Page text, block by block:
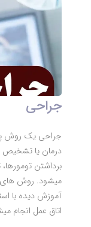
جراحی
جراحی یک روش
درمان یا تشخیص
برداشتن
میشود. روش
آموزش دیده با
اتاق عمل انجام